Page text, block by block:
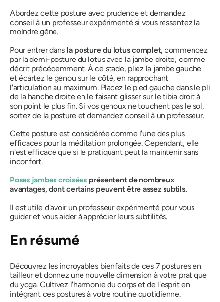
Abordez cette posture avec prudence et demandez
conseil à un professeur expérimenté si vous ressentez la
moindre gêne.
Pour entrer dans la posture du lotus complet, commencez
par la demi-posture du lotus avec la jambe droite, comme
décrit précédemment. À ce stade, pliez la jambe gauche
et écartez le genou sur le côté, en rapprochant
l'articulation au maximum. Placez le pied gauche dans le pli
de la hanche droite en le faisant glisser sur le tibia droit à
son point le plus fin. Si vos genoux ne touchent pas le sol,
sortez de la posture et demandez conseil à un professeur.
Cette posture est considérée comme l'une des plus
efficaces pour la méditation prolongée. Cependant, elle
n'est efficace que si le pratiquant peut la maintenir sans
inconfort.
Poses jambes croiséesprésentent de nombreux
avantages, dont certains peuvent être assez subtils.
Il est utile d'avoir un professeur expérimenté pour vous
guider et vous aider à apprécier leurs subtilités.
En résumé
Découvrez les incroyables bienfaits de ces 7 postures en
tailleur et donnez une nouvelle dimension à votre pratique
du yoga. Cultivez l'harmonie du corps et de l'esprit en
intégrant ces postures à votre routine quotidienne.